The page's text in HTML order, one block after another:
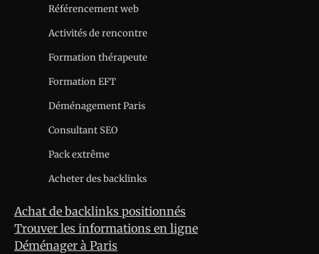
Référencement web
Activités de rencontre
Formation thérapeute
Formation EFT
Déménagement Paris
Consultant SEO
Pack extrême
Acheter des backlinks
Achat de backlinks positionnés
Trouver les informations en ligne
Déménager à Paris